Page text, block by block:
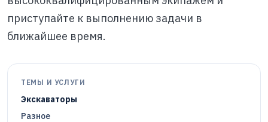
приступайте к выполнению задачи в
ближайшее время.
ТЕМЫ И УСЛУГИ
Экскаваторы
Разное